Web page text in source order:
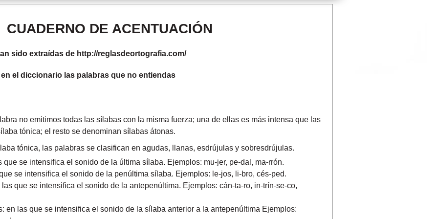
CUADERNO DE ACENTUACIÓN
sido extraídas de http://reglasdeortografia.com/
en el diccionario las palabras que no entiendas
no emitimos todas las sílabas con la misma fuerza; una de ellas es más intensa que las
tónica; el resto se denominan sílabas átonas.
tónica, las palabras se clasifican en agudas, llanas, esdrújulas y sobresdrújulas.
que se intensifica el sonido de la última sílaba. Ejemplos: mu-jer, pe-dal, ma-rrón.
se intensifica el sonido de la penúltima sílaba. Ejemplos: le-jos, li-bro, cés-ped.
que se intensifica el sonido de la antepenúltima. Ejemplos: cán-ta-ro, in-trín-se-co,
en las que se intensifica el sonido de la sílaba anterior a la antepenúltima Ejemplos: